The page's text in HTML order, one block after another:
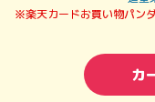
※楽天カードお買い物パン
カ